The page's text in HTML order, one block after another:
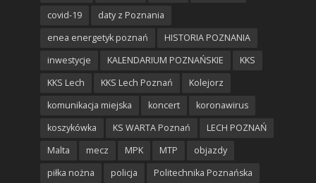
covid-19
daty z Poznania
enea energetyk poznań
HISTORIA POZNANIA
inwestycje
KALENDARIUM POZNAŃSKIE
KKS
KKS Lech
KKS Lech Poznań
Kolejorz
komunikacja miejska
koncert
koronawirus
koszykówka
KS WARTA Poznań
LECH POZNAŃ
Malta
mecz MPK MTP
objazdy
piłka nożna
policja Politechnika Poznańska